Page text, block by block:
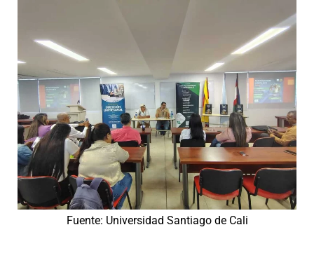
Fuente: Universidad Santiago de Cali